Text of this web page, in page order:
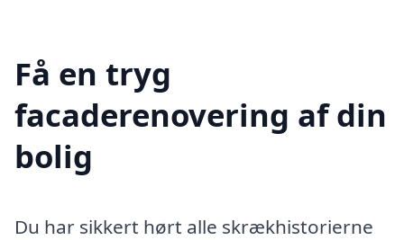
Få en tryg
facaderenovering af din
bolig
Du har sikkert hørt alle skrækhistorierne